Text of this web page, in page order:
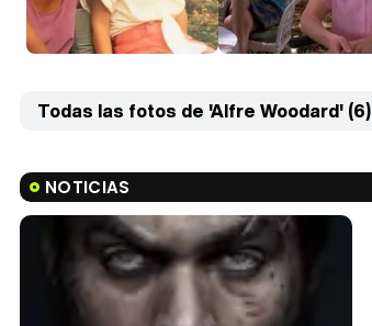
Todas las fotos de 'Alfre Woodard' (6)
NOTICIAS